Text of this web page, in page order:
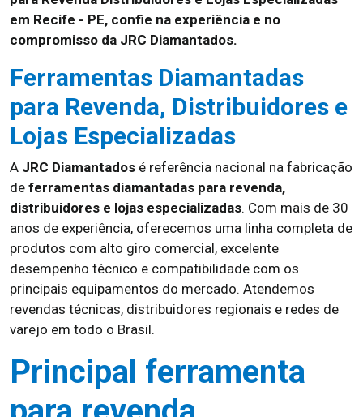
em Recife - PE, confie na experiência e no
compromisso da JRC Diamantados.
Ferramentas Diamantadas
para Revenda, Distribuidores e
Lojas Especializadas
A JRC Diamantados é referência nacional na fabricação
de ferramentas diamantadas para revenda,
distribuidores e lojas especializadas. Com mais de 30
anos de experiência, oferecemos uma linha completa de
produtos com alto giro comercial, excelente
desempenho técnico e compatibilidade com os
principais equipamentos do mercado. Atendemos
revendas técnicas, distribuidores regionais e redes de
varejo em todo o Brasil.
Principal ferramenta